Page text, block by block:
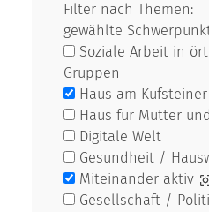
Filter nach Themen:
gewählte
Soziale Arbeit in
Gruppen
Haus am
Haus für Mutter
Digitale Welt
Gesundheit /
Miteinander aktiv
Gesellschaft /